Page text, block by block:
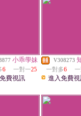
小乖學妹
6 一對一25
費視訊
V308273
一對多6
進入免費